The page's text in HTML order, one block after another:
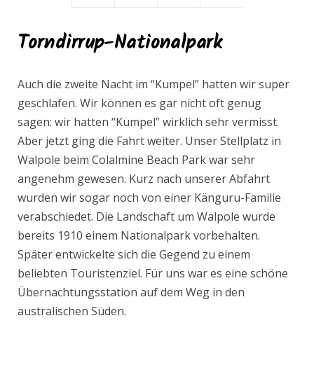
Torndirrup-Nationalpark
Auch die zweite Nacht im “Kumpel” hatten wir super
geschlafen. Wir können es gar nicht oft genug
sagen: wir hatten “Kumpel” wirklich sehr vermisst.
Aber jetzt ging die Fahrt weiter. Unser Stellplatz in
Walpole beim Colalmine Beach Park war sehr
angenehm gewesen. Kurz nach unserer Abfahrt
wurden wir sogar noch von einer Känguru-Familie
verabschiedet. Die Landschaft um Walpole wurde
bereits 1910 einem Nationalpark vorbehalten.
Später entwickelte sich die Gegend zu einem
beliebten Touristenziel. Für uns war es eine schöne
Übernachtungsstation auf dem Weg in den
australischen Süden.